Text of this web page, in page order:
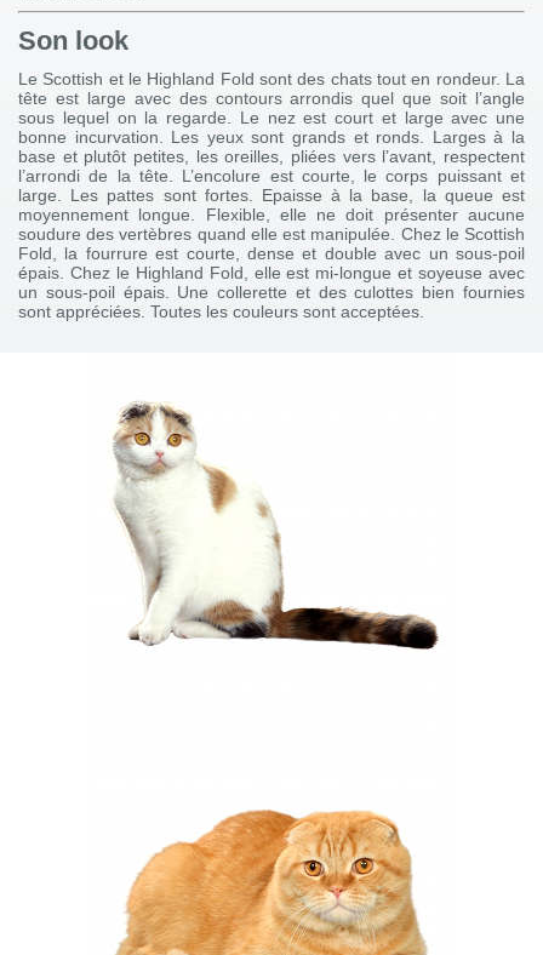
Son look
Le Scottish et le Highland Fold sont des chats tout en rondeur. La
tête est large avec des contours arrondis quel que soit l’angle
sous lequel on la regarde. Le nez est court et large avec une
bonne incurvation. Les yeux sont grands et ronds. Larges à la
base et plutôt petites, les oreilles, pliées vers l’avant, respectent
l’arrondi de la tête. L’encolure est courte, le corps puissant et
large. Les pattes sont fortes. Epaisse à la base, la queue est
moyennement longue. Flexible, elle ne doit présenter aucune
soudure des vertèbres quand elle est manipulée. Chez le Scottish
Fold, la fourrure est courte, dense et double avec un sous-poil
épais. Chez le Highland Fold, elle est mi-longue et soyeuse avec
un sous-poil épais. Une collerette et des culottes bien fournies
sont appréciées. Toutes les couleurs sont acceptées.